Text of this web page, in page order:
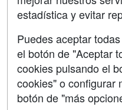
Confidencialidad
Copyleft
estadística y evitar
Puedes aceptar
el botón de "Aceptar
cookies pulsando el
cookies" o configurar
botón de "más